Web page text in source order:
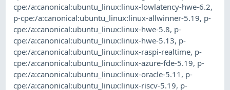
cpe:/a:canonical:ubuntu_linux:linux-lowlatency-hwe-6.2,
p-cpe:/a:canonical:ubuntu_linux:linux-allwinner-5.19, p-
cpe:/a:canonical:ubuntu_linux:linux-hwe-5.8, p-
cpe:/a:canonical:ubuntu_linux:linux-hwe-5.13, p-
cpe:/a:canonical:ubuntu_linux:linux-raspi-realtime, p-
cpe:/a:canonical:ubuntu_linux:linux-azure-fde-5.19, p-
cpe:/a:canonical:ubuntu_linux:linux-oracle-5.11 , p-
cpe:/a:canonical:ubuntu_linux:linux-riscv-5.19, p-